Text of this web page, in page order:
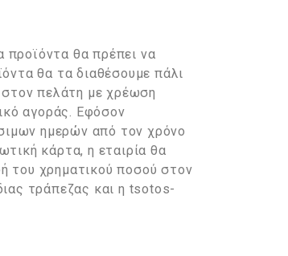
προϊόντα θα πρέπει να
θα τα διαθέσουμε πάλι
πελάτη με χρέωση
αγοράς. Εφόσον
ημερών από τον χρόνο
κάρτα, η εταιρία θα
του χρηματικού ποσού στον
τράπεζας και η tsotos-